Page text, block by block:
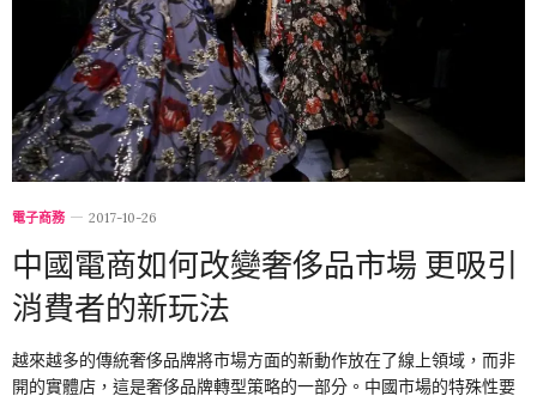
電子商務 2017-10-26
中國電商如何改變奢侈品市場 更吸引
消費者的新玩法
越來越多的傳統奢侈品牌將市場方面的新動作放在了線上領域，而非
開的實體店，這是奢侈品牌轉型策略的一部分。中國市場的特殊性要